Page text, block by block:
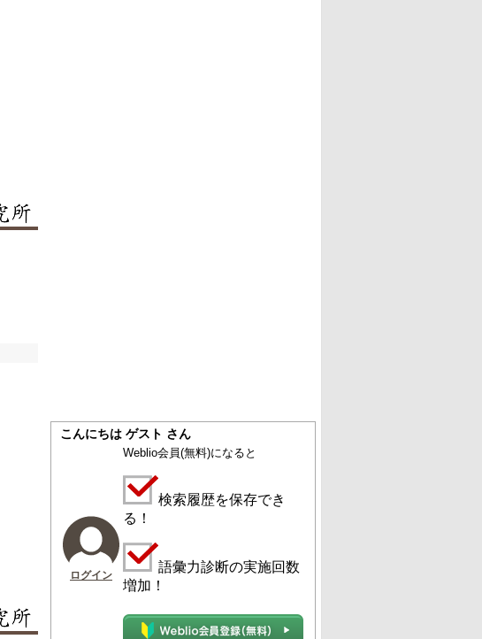
こんにちは ゲスト さん
ログイン
Weblio会員(無料)になると
検索履歴を保存でき
る！
語彙力診断の実施回数
増加！